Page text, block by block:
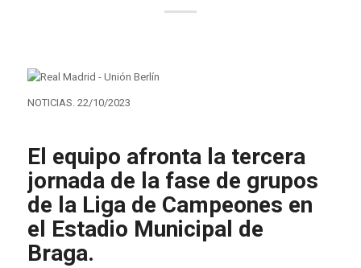
NOTICIAS. 22/10/2023
El equipo afronta la tercera
jornada de la fase de grupos
de la Liga de Campeones en
el Estadio Municipal de
Braga.